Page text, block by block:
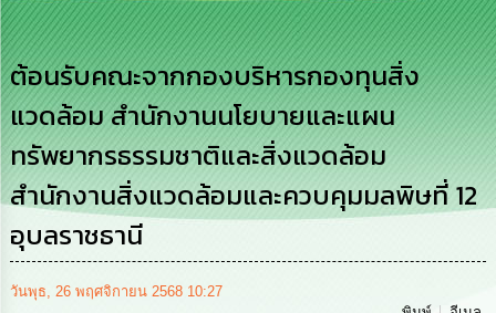
การ
บริหาร
งาน
การ
ส่ง
เสริม
ความ
โปร่งใส
การ
จัด
ซื้อ
ต้อนรับคณะจากกองบริหารกองทุนสิ่ง
แวดล้อม สำนักงานนโยบายและแผน
ทรัพยากรธรรมชาติและสิ่งแวดล้อม
สำนักงานสิ่งแวดล้อมและควบคุมมลพิษที่ 12
อุบลราชธานี
วันพุธ, 26 พฤศจิกายน 2568 10:27